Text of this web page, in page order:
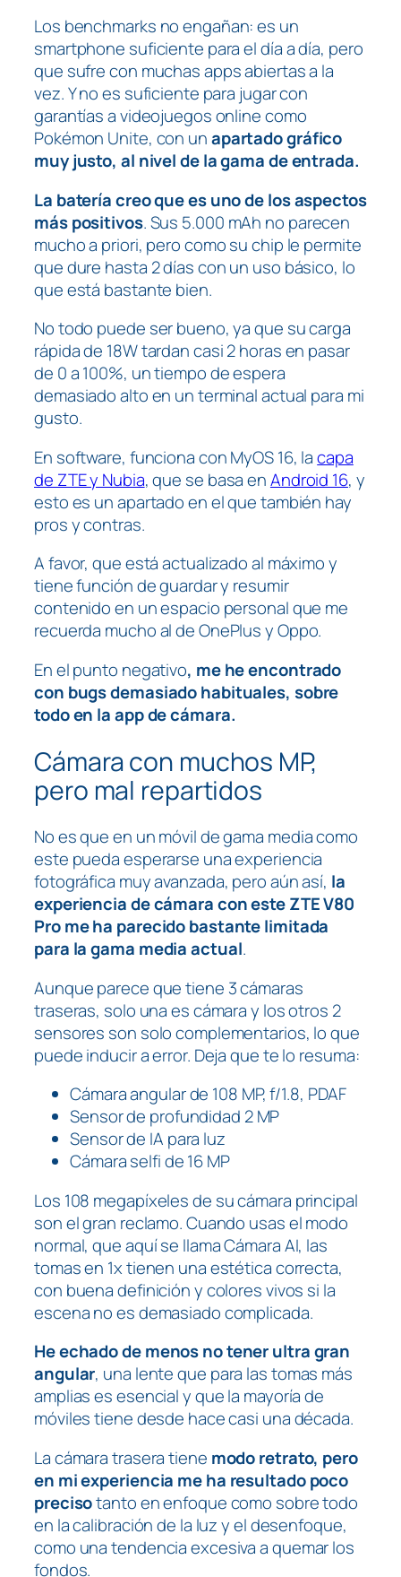
Los benchmarks no engañan: es un
smartphone suficiente para el día a día, pero
que sufre con muchas apps abiertas a la
vez. Y no es suficiente para jugar con
garantías a videojuegos online como
Pokémon Unite, con unapartado gráfico
muy justo, al nivel de la gama de entrada.
La batería creo que es uno de los aspectos
más positivos. Sus 5.000 mAh no parecen
mucho a priori, pero como su chip le permite
que dure hasta 2 días con un uso básico, lo
que está bastante bien.
No todo puede ser bueno, ya que su carga
rápida de 18W tardan casi 2 horas en pasar
de 0 a 100%, un tiempo de espera
demasiado alto en un terminal actual para mi
gusto.
En software, funciona con MyOS 16, lacapa
de ZTE y Nubia, que se basa enAndroid 16, y
esto es un apartado en el que también hay
pros y contras.
A favor, que está actualizado al máximo y
tiene función de guardar y resumir
contenido en un espacio personal que me
recuerda mucho al de OnePlus y Oppo.
En el punto negativo, me he encontrado
con bugs demasiado habituales, sobre
todo en la app de cámara.
Cámara con muchos MP,
pero mal repartidos
No es que en un móvil de gama media como
este pueda esperarse una experiencia
fotográfica muy avanzada, pero aún así, la
experiencia de cámara con este ZTE V80
Pro me ha parecido bastante limitada
para la gama media actual.
Aunque parece que tiene 3 cámaras
traseras, solo una es cámara y los otros 2
sensores son solo complementarios, lo que
puede inducir a error. Deja que te lo resuma:
Cámara angular de 108 MP, f/1.8, PDAF
Sensor de profundidad 2 MP
Sensor de IA para luz
Cámara selfi de 16 MP
Los 108 megapíxeles de su cámara principal
son el gran reclamo. Cuando usas el modo
normal, que aquí se llama Cámara AI, las
tomas en 1x tienen una estética correcta,
con buena definición y colores vivos si la
escena no es demasiado complicada.
He echado de menos no tener ultra gran
angular, una lente que para las tomas más
amplias es esencial y que la mayoría de
móviles tiene desde hace casi una década.
La cámara trasera tiene modo retrato, pero
en mi experiencia me ha resultado poco
precisotanto en enfoque como sobre todo
en la calibración de la luz y el desenfoque,
como una tendencia excesiva a quemar los
fondos.